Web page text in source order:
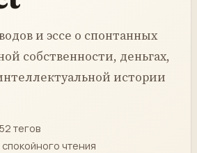
и эссе о спонтанных
собственности, деньгах,
истории
тегов
чтения